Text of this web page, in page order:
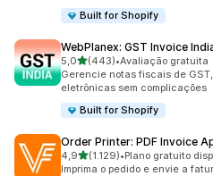
Built for Shopify
WebPlanex: GST Invoice
5,0de 5 estrelas
(443)
443 avaliações ao todo
•Avaliação gratuita
Gerencie notas fiscais de
eletrônicas sem complicações
Built for Shopify
Order Printer: PDF Invoice
4,9de 5 estrelas
(1.129)
1129 avaliações ao todo
•Plano gratuito
Imprima o pedido e envie a